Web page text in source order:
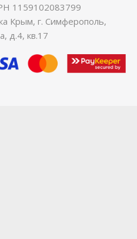
1159102083799
Крым, г. Симферополь,
д.4, кв.17